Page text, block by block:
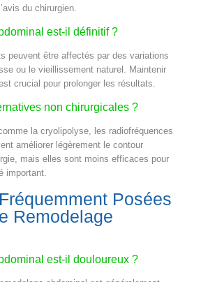
du chirurgien.
est-il définitif ?
peuvent être affectés par des variations
ou le vieillissement naturel. Maintenir
crucial pour prolonger les résultats.
non chirurgicales ?
la cryolipolyse, les radiofréquences
améliorer légèrement le contour
mais elles sont moins efficaces pour
important.
Posées
Remodelage
est-il douloureux ?